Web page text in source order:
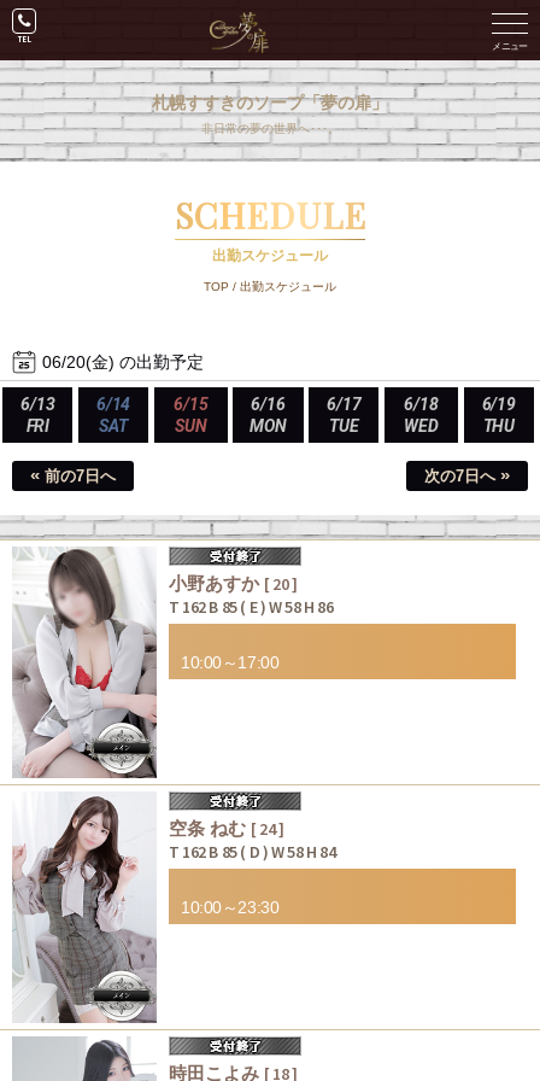
札幌すすきのソープ「夢の扉」
非日常の夢の世界へ･･･。
SCHEDULE
出勤スケジュール
TOP / 出勤スケジュール
06/20(金) の出勤予定
6/13
FRI
6/14
SAT
6/15
SUN
6/16
MON
6/17
TUE
6/18
WED
6/19
THU
« 前の7日へ 次の7日へ »
小野あすか [ 20 ]
T 162 B 85 ( E ) W 58 H 86
10:00～17:00
空条 ねむ [ 24 ]
T 162 B 85 ( D ) W 58 H 84
10:00～23:30
時田こよみ [ 18 ]